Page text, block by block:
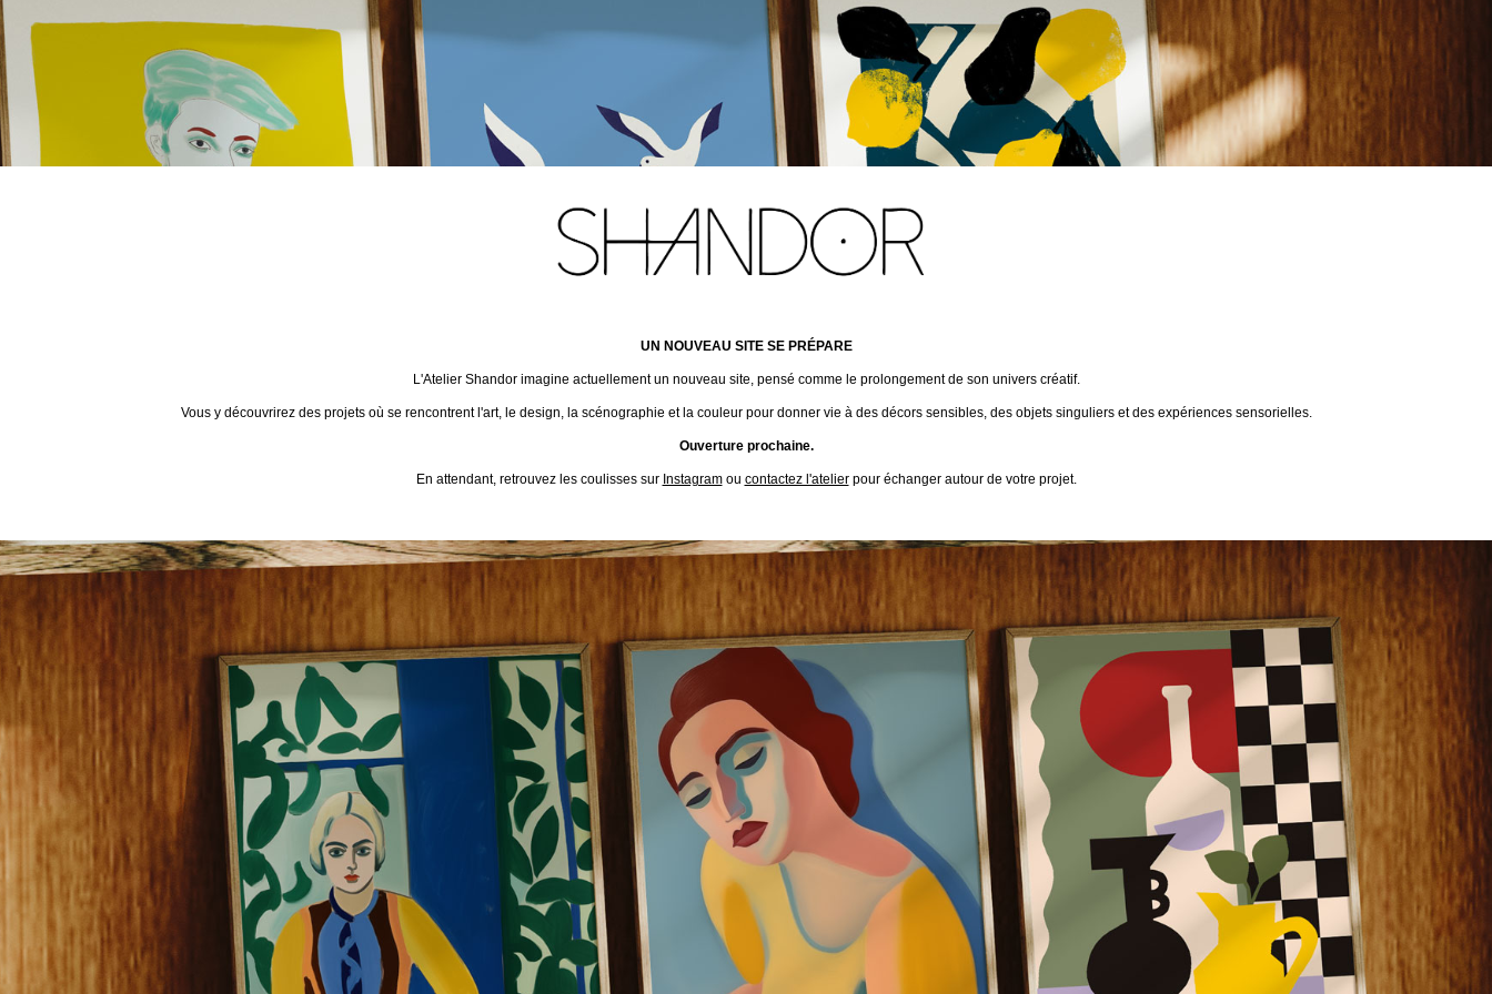
UN NOUVEAU SITE SE PRÉPARE
L'Atelier Shandor imagine actuellement un nouveau site, pensé comme le prolongement de son univers créatif.
Vous y découvrirez des projets où se rencontrent l'art, le design, la scénographie et la couleur pour donner vie à des décors sensibles, des objets singuliers et des expériences sensorielles.
Ouverture prochaine.
En attendant, retrouvez les coulisses sur Instagramou contactez l'atelierpour échanger autour de votre projet.